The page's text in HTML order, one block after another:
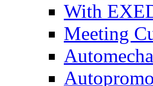
With
Meeting